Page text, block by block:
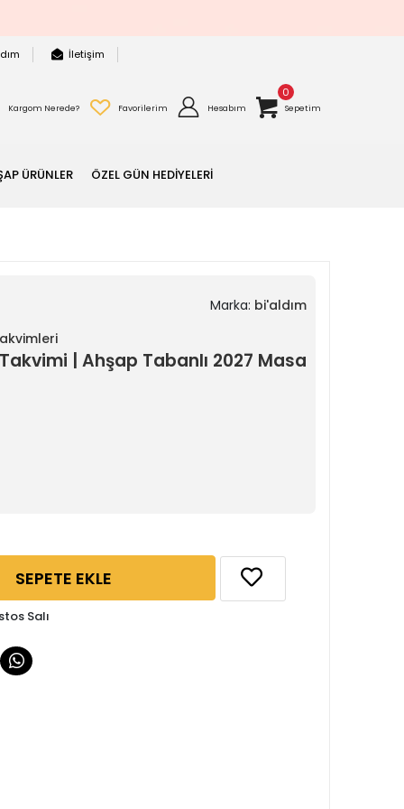
İletişim
Kargom Nerede? Favorilerim Hesabım
0
Sepetim
ÜRÜNLER ÖZEL GÜN HEDİYELERİ
Marka: bi'aldım
| Ahşap Tabanlı 2027 Masa
SEPETE EKLE
Salı